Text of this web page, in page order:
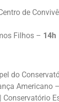
de
Filhos – 14h
do
Americano –
Conservatório